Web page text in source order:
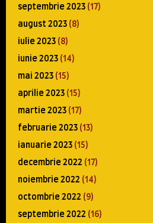
septembrie 2023 (17)
august 2023 (8)
iulie 2023 (8)
iunie 2023 (14)
mai 2023 (15)
aprilie 2023 (15)
martie 2023 (17)
februarie 2023 (13)
ianuarie 2023 (15)
decembrie 2022 (17)
noiembrie 2022 (14)
octombrie 2022 (9)
septembrie 2022 (16)